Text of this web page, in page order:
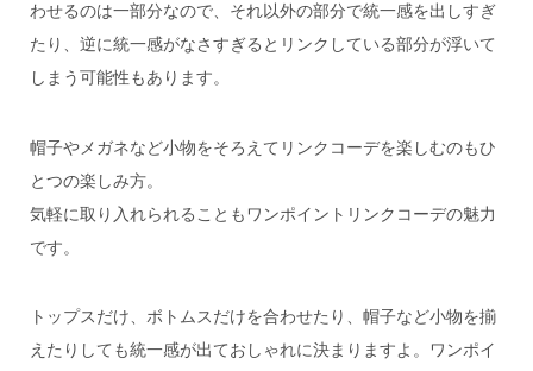
わせるのは一部分なので、それ以外の部分で統一感を出しすぎ
たり、逆に統一感がなさすぎるとリンクしている部分が浮いて
しまう可能性もあります。
帽子やメガネなど小物をそろえてリンクコーデを楽しむのもひ
とつの楽しみ方。
気軽に取り入れられることもワンポイントリンクコーデの魅力
です。
トップスだけ、ボトムスだけを合わせたり、帽子など小物を揃
えたりしても統一感が出ておしゃれに決まりますよ。ワンポイ